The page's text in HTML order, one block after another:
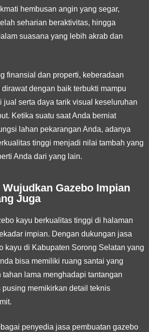
hembusan angin yang segar,
seharian beraktivitas, hingga
suasana yang lebih akrab dan
finansial dan properti, keberadaan
dengan baik terbukti mampu
jual serta daya tarik visual keseluruhan
Ketika suatu saat Anda berniat
lahan pekarangan Anda, adanya
tinggi menjadi nilai tambah yang
Anda dari yang lain.
Gazebo Impian
Juga
kayu berkualitas tinggi di halaman
impian. Dengan dukungan jasa
kayu di Kabupaten Sorong Selatan yang
bisa memiliki ruang santai yang
tahan lama menghadapi tantangan
pusing memikirkan detail teknis
penyedia jasa pembuatan gazebo